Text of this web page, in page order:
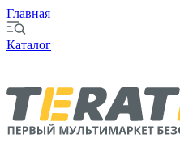
Главная
Каталог